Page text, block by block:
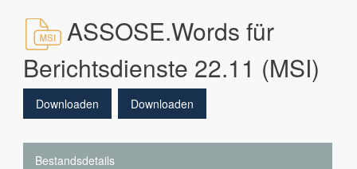
ASSOSE.Words für
Berichtsdienste 22.11 (MSI)
Downloaden Downloaden
Bestandsdetails